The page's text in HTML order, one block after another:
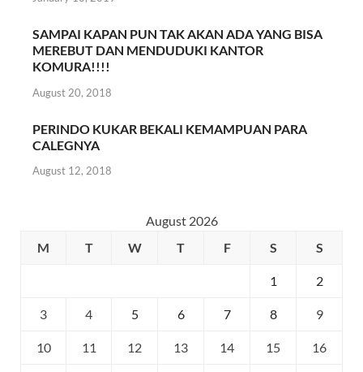
SAMPAI KAPAN PUN TAK AKAN ADA YANG BISA
MEREBUT DAN MENDUDUKI KANTOR
KOMURA!!!!
August 20, 2018
PERINDO KUKAR BEKALI KEMAMPUAN PARA
CALEGNYA
August 12, 2018
August 2026
M
T W T F S S
1 2
3 4 5 6 7 8 9
10 11 12 13 14 15 16